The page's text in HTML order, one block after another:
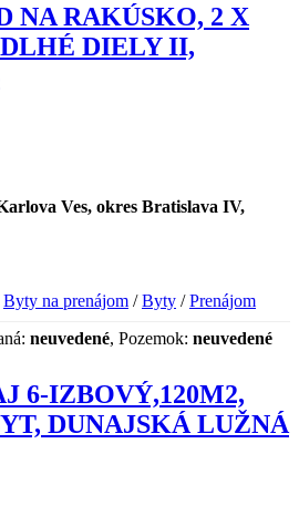
NA RAKÚSKO, 2 X
DIELY II,
Ves, okres Bratislava IV,
Byty na prenájom /Byty /Prenájom
neuvedené, Pozemok: neuvedené
6-IZBOVÝ,120M2,
DUNAJSKÁ LUŽNÁ